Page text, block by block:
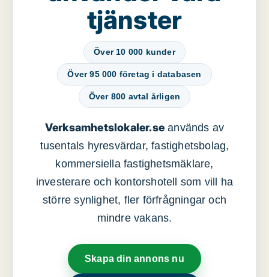
tjänster
Över 10 000 kunder
Över 95 000 företag i databasen
Över 800 avtal årligen
Verksamhetslokaler.se används av
tusentals hyresvärdar, fastighetsbolag,
kommersiella fastighetsmäklare,
investerare och kontorshotell som vill ha
större synlighet, fler förfrågningar och
mindre vakans.
Skapa din annons nu